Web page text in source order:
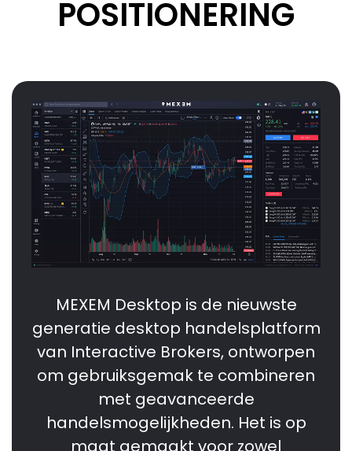
POSITIONERING
MEXEM Desktop is de nieuwste
generatie desktop handelsplatform
van Interactive Brokers, ontworpen
om gebruiksgemak te combineren
met geavanceerde
handelsmogelijkheden. Het is op
maat gemaakt voor zowel